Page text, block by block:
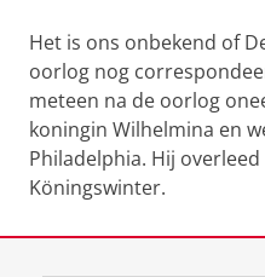
Het is ons onbekend of
oorlog nog
meteen na de oorlog
koningin Wilhelmina en
Philadelphia. Hij
Köningswinter.